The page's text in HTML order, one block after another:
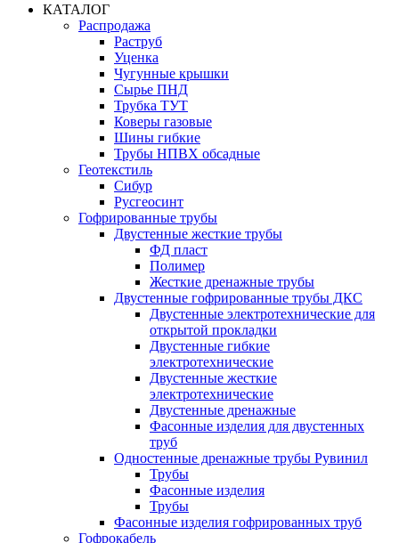
КАТАЛОГ
Распродажа
Раструб
Уценка
Чугунные крышки
Сырье ПНД
Трубка ТУТ
Коверы газовые
Шины гибкие
Трубы НПВХ обсадные
Геотекстиль
Сибур
Русгеосинт
Гофрированные трубы
Двустенные жесткие трубы
ФД пласт
Полимер
Жесткие дренажные трубы
Двустенные гофрированные трубы ДКС
Двустенные электротехнические для
открытой прокладки
Двустенные гибкие
электротехнические
Двустенные жесткие
электротехнические
Двустенные дренажные
Фасонные изделия для двустенных
труб
Одностенные дренажные трубы Рувинил
Трубы
Фасонные изделия
Трубы
Фасонные изделия гофрированных труб
Гофрокабель